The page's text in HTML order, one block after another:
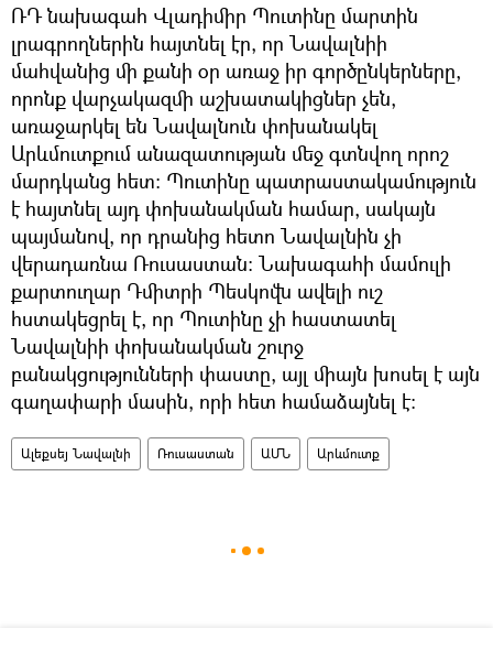
ՌԴ նախագահ Վլադիմիր Պուտինը մարտին
լրագրողներին հայտնել էր, որ Նավալնիի
մահվանից մի քանի օր առաջ իր գործընկերները,
որոնք վարչակազմի աշխատակիցներ չեն,
առաջարկել են Նավալնուն փոխանակել
Արևմուտքում անազատության մեջ գտնվող որոշ
մարդկանց հետ: Պուտինը պատրաստակամություն
է հայտնել այդ փոխանակման համար, սակայն
պայմանով, որ դրանից հետո Նավալնին չի
վերադառնա Ռուսաստան: Նախագահի մամուլի
քարտուղար Դմիտրի Պեսկովն ավելի ուշ
հստակեցրել է, որ Պուտինը չի հաստատել
Նավալնիի փոխանակման շուրջ
բանակցությունների փաստը, այլ միայն խոսել է այն
գաղափարի մասին, որի հետ համաձայնել է:
Ալեքսեյ Նավալնի Ռուսաստան ԱՄՆ Արևմուտք